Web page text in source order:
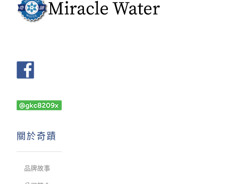
關於奇蹟
品牌故事